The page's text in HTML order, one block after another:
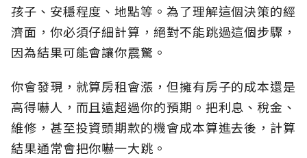
孩子、安穩程度、地點等。為了理解這個決策的經
濟面，你必須仔細計算，絕對不能跳過這個步驟，
因為結果可能會讓你震驚。
你會發現，就算房租會漲，但擁有房子的成本還是
高得嚇人，而且遠超過你的預期。把利息、稅金、
維修，甚至投資頭期款的機會成本算進去後，計算
結果通常會把你嚇一大跳。